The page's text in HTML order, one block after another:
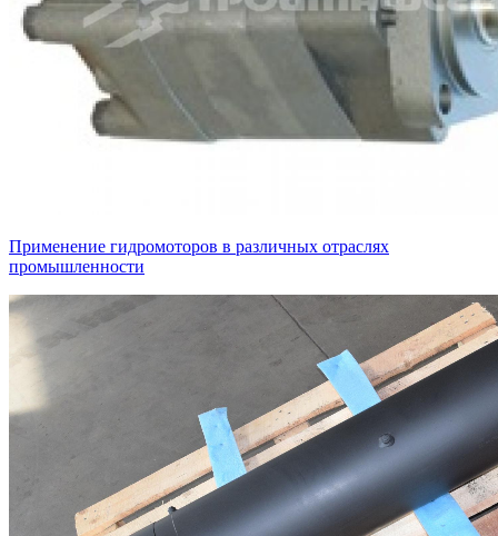
Применение гидромоторов в различных отраслях
промышленности